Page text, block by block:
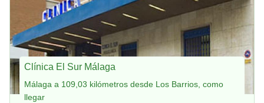
Clínica El Sur Málaga
Málaga a 109,03 kilómetros desde Los Barrios, como
llegar